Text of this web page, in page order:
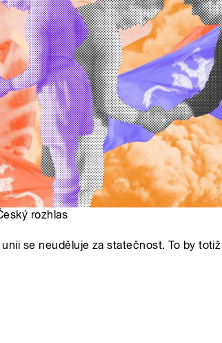
rozhlas
se neuděluje za statečnost. To by